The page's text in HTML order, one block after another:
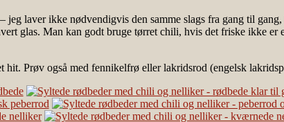
laver ikke nødvendigvis den samme slags fra gang til
glas. Man kan godt bruge tørret chili, hvis det friske ikke er
hit. Prøv også med fennikelfrø eller lakridsrod (engelsk